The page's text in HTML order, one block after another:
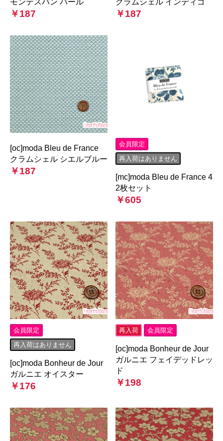
モンテスパン パール
￥187
クラムシェル インディゴ
￥187
[oc]moda Bleu de France
クラムシェル シエルブルー
￥187
会員限定
再入荷はありません
[mc]moda Bleu de France 4
2枚セット
￥605
会員限定
再入荷はありません
[oc]moda Bonheur de Jour
ガルニエ オイスター
￥176
再入荷 会員限定
[oc]moda Bonheur de Jour
ガルニエ フェイデッドレッ
ド
￥198